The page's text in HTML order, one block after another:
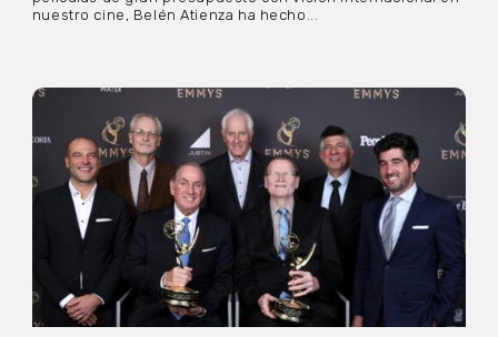
nuestro cine, Belén Atienza ha hecho...